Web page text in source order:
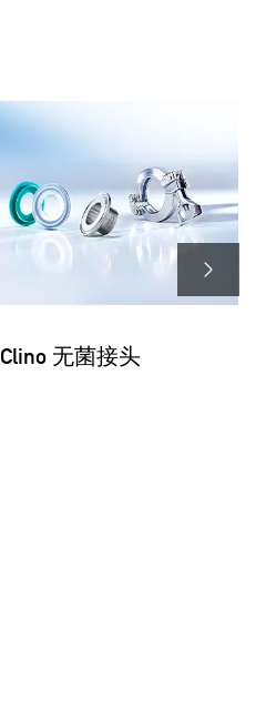
Clino 无菌接头